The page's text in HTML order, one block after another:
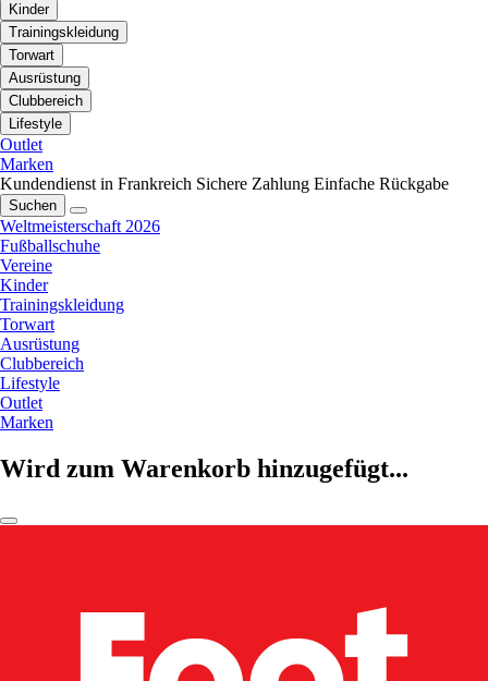
Kinder
Trainingskleidung
Torwart
Ausrüstung
Clubbereich
Lifestyle
Outlet
Marken
Kundendienst in Frankreich Sichere Zahlung Einfache Rückgabe
Suchen
Weltmeisterschaft 2026
Fußballschuhe
Vereine
Kinder
Trainingskleidung
Torwart
Ausrüstung
Clubbereich
Lifestyle
Outlet
Marken
Wird zum Warenkorb hinzugefügt...